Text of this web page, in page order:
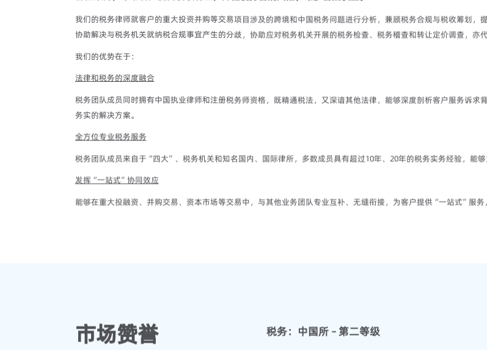
我们的税务律师就客户的重大投资并购等交易项目涉及的跨境和中国税务问题进行分析，兼顾税务合规与税收筹划，
协助解决与税务机关就纳税合规事宜产生的分歧，协助应对税务机关开展的税务检查、税务稽查和转让定价调查，亦
我们的优势在于：
法律和税务的深度融合
税务团队成员同时拥有中国执业律师和注册税务师资格，既精通税法，又深谙其他法律，能够深度剖析客户服务诉
务实的解决方案。
全方位专业税务服务
税务团队成员来自于“四大”、税务机关和知名国内、国际律所，多数成员具有超过10年、20年的税务实务经验，能够
发挥“一站式”协同效应
能够在重大投融资、并购交易、资本市场等交易中，与其他业务团队专业互补、无缝衔接，为客户提供“一站式”服务
市场赞誉 税务：中国所 – 第二等级